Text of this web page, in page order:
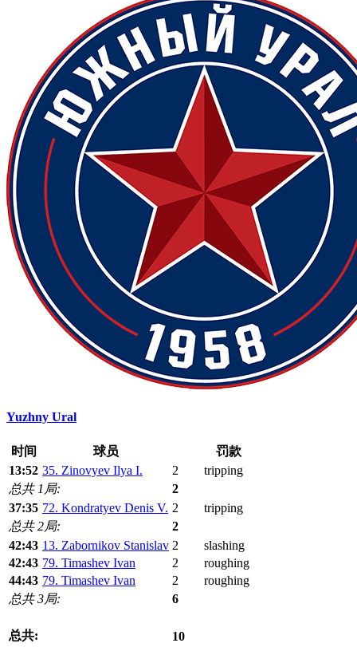
Yuzhny Ural
时间 球员
罚款
13:52 35. Zinovyev Ilya I. 2
tripping
总共 1局:
2
37:35 72. Kondratyev Denis V. 2
tripping
总共 2局:
2
42:43 13. Zabornikov Stanislav 2
slashing
42:43 79. Timashev Ivan 2
roughing
44:43 79. Timashev Ivan 2
roughing
总共 3局:
6
总共: 10